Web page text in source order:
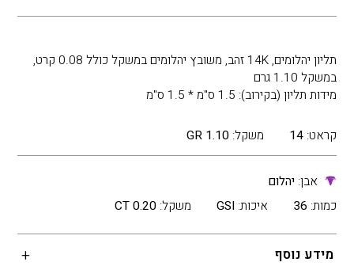
תליון יהלומים, 14K זהב, משובץ יהלומים במשקל כולל 0.08 קרט,
במשקל 1.10 גרם
מידות תליון (בקירוב): 1.5 ס"מ * 1.5 ס"מ
קראט: 14 משקל: 1.10 GR
אבן:יהלום
כמות: 36 איכות: GSI משקל:0.20 CT
מידע נוסף